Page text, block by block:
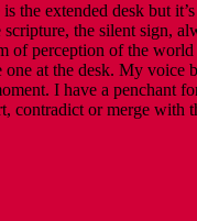
extended desk but
the silent sign,
perception of the
at the desk. My voice
I have a penchant
contradict or merge